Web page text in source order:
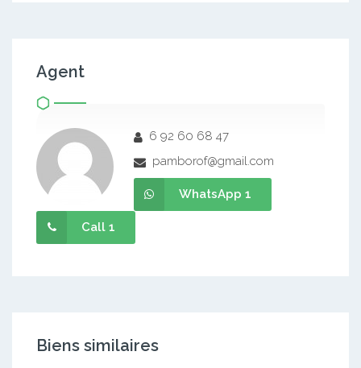
Agent
6 92 60 68 47
pamborof@gmail.com
WhatsApp 1
Call 1
Biens similaires